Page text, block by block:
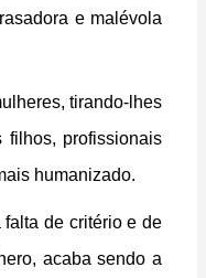
e malévola
tirando-lhes
filhos, profissionais
humanizado.
de critério e de
acaba sendo a